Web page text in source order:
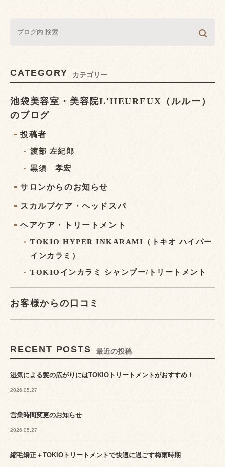
CATEGORY カテゴリー
池袋美容室・美容院L'HEUREUX（ルルー）
のブログ
投稿者
渡部 左紀郎
黒須 孝宏
サロンからのお知らせ
スカルプケア・ヘッドスパ
ヘアケア・トリートメント
TOKIO HYPER INKARAMI（トキオ ハイパー
インカラミ）
TOKIOインカラミ シャンプー/トリートメント
お客様からの口コミ
RECENT POSTS 最近の投稿
湿気による髪の広がりにはTOKIOトリートメントがおすすめ！
2026.05.27
営業時間変更のお知らせ
2026.05.27
縮毛矯正＋TOKIOトリートメントで快適に過ごす梅雨時期